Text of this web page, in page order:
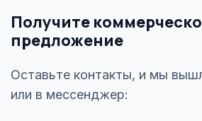
Получите
предложение
Оставьте контакты, и мы
или в мессенджер: